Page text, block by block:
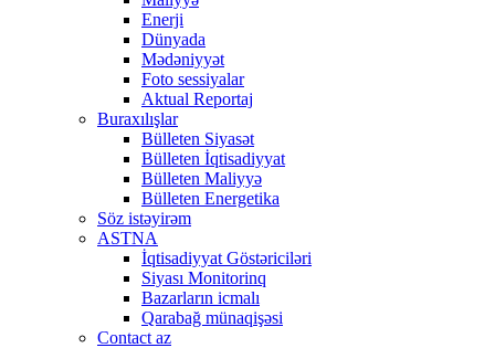
Enerji
Dünyada
Mədəniyyət
Foto sessiyalar
Aktual Reportaj
Buraxılışlar
Bülleten Siyasət
Bülleten İqtisadiyyat
Bülleten Maliyyə
Bülleten Energetika
Söz istəyirəm
ASTNA
İqtisadiyyat Göstəriciləri
Siyası Monitorinq
Bazarların icmalı
Qarabağ münaqişəsi
Contact az